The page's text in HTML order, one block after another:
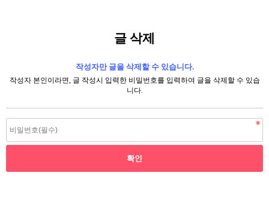
글 삭제
작성자만 글을 삭제할 수 있습니다.
작성자 본인이라면, 글 작성시 입력한 비밀번호를 입력하여 글을 삭제할 수 있습
니다.